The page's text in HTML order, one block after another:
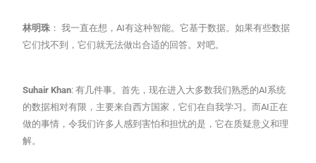
林明珠 ： 我一直在想，AI有这种智能。它基于数据。如果有些数据
它们找不到，它们就无法做出合适的回答。对吧。
Suhair Khan: 有几件事。首先，现在进入大多数我们熟悉的AI系统
的数据相对有限，主要来自西方国家，它们在自我学习。而AI正在
做的事情，令我们许多人感到害怕和担忧的是，它在质疑意义和理
解。